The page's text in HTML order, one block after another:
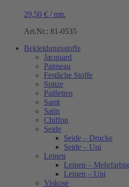
29,50 € / mtr.
Art.Nr.: 81-0535
Bekleidungsstoffe
Jacquard
Panneau
Festliche Stoffe
Spitze
Pailletten
Samt
Satin
Chiffon
Seide
Seide – Drucke
Seide – Uni
Leinen
Leinen – Mehrfarbig
Leinen – Uni
Viskose